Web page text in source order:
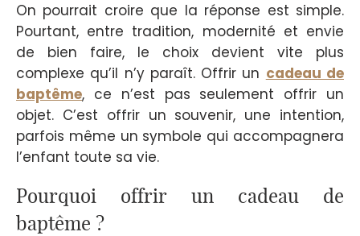
On pourrait croire que la réponse est simple.
Pourtant, entre tradition, modernité et envie
de bien faire, le choix devient vite plus
complexe qu’il n’y paraît. Offrir un cadeau de
baptême, ce n’est pas seulement offrir un
objet. C’est offrir un souvenir, une intention,
parfois même un symbole qui accompagnera
l’enfant toute sa vie.
Pourquoi offrir un cadeau de
baptême ?